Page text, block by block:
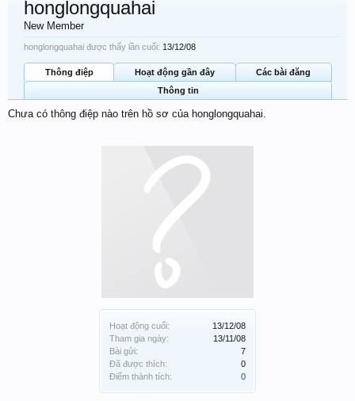
Hoạt động cuối:
13/12/08
Tham gia ngày:
13/11/08
Bài gửi:
7
Đã được thích:
0
Điểm thành tích:
0
honglongquahai
New Member
honglongquahai được thấy lần cuối: 13/12/08
Thông điệp Hoạt động gần đây
Các bài đăng
Thông tin
Chưa có thông điệp nào trên hồ sơ của honglongquahai.